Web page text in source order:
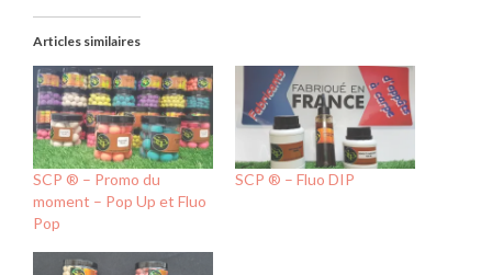
Articles similaires
SCP ® – Promo du
moment – Pop Up et Fluo
Pop
SCP ® – Fluo DIP